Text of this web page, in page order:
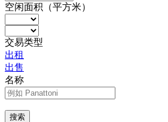
空闲面积（平方米）
交易类型
出租
出售
名称
搜索